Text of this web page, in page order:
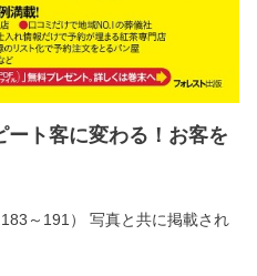
ート客に変わる！お客を
～191） 写真と共に掲載され